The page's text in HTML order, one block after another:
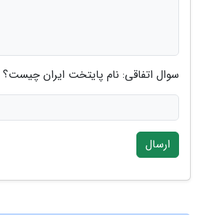
سوال اتفاقی: نام پایتخت ایران چیست؟
ارسال